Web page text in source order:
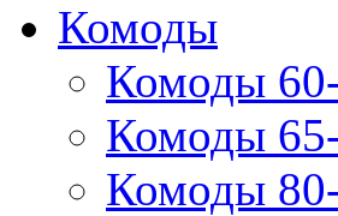
Комоды
Комоды
Комоды
Комоды